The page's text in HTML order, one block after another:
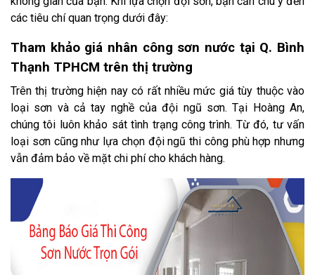
các tiêu chí quan trọng dưới đây:
Tham khảo giá nhân công sơn nước tại Q. Bình
Thạnh TPHCM trên thị trường
Trên thị trường hiện nay có rất nhiều mức giá tùy thuộc vào
loại sơn và cả tay nghề của đội ngũ sơn. Tại Hoàng An,
chúng tôi luôn khảo sát tình trạng công trình. Từ đó, tư vấn
loại sơn cũng như lựa chọn đội ngũ thi công phù hợp nhưng
vẫn đảm bảo về mặt chi phí cho khách hàng.